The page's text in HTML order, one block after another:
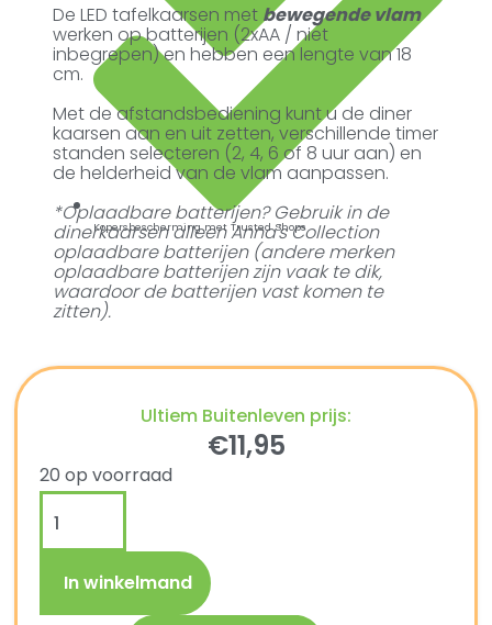
Kopersbescherming met Trusted Shops
De LED tafelkaarsen met bewegende vlam
werken op batterijen (2xAA / niet
inbegrepen) en hebben een lengte van 18
cm.
Met de afstandsbediening kunt u de diner
kaarsen aan en uit zetten, verschillende timer
standen selecteren (2, 4, 6 of 8 uur aan) en
de helderheid van de vlam aanpassen.
*Oplaadbare batterijen? Gebruik in de
dinerkaarsen alleen Anna's Collection
oplaadbare batterijen (andere merken
oplaadbare batterijen zijn vaak te dik,
waardoor de batterijen vast komen te
zitten).
Ultiem Buitenleven prijs:
€11,95
20 op voorraad
In winkelmand